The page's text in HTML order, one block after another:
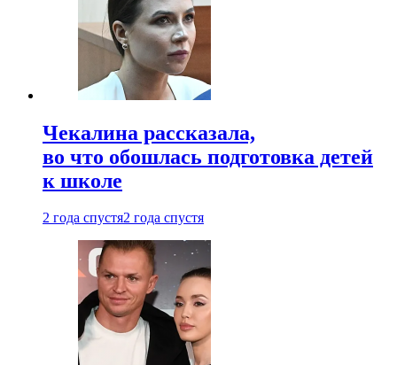
Чекалина рассказала,
во что обошлась подготовка детей
к школе
2 года спустя2 года спустя